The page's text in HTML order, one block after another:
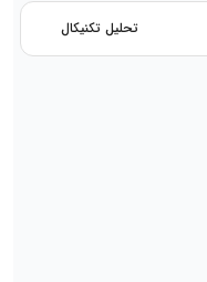
تحلیل تکنیکال